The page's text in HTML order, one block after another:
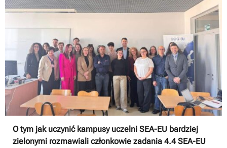
O tym jak uczynić kampusy uczelni SEA-EU bardziej
zielonymi rozmawiali członkowie zadania 4.4 SEA-EU